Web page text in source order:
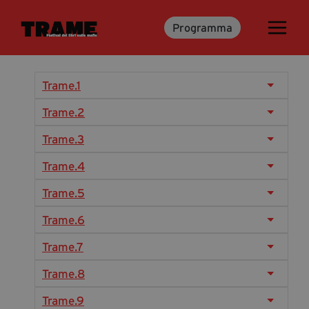
Programma
Trame.15
Ospiti
Media & Press
Cartella Stampa
Rassegna Stampa
Partecipa
Trame.1
Trame.2
Trame.3
Trame.4
Trame.5
Trame.6
Trame.7
Trame.8
Trame.9